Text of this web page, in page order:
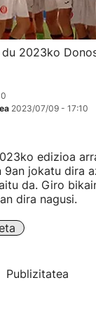
2023ko
2023/07/09 - 17:10
edizioa
9an jokatu dira
da. Giro
dira nagusi.
Publizitatea